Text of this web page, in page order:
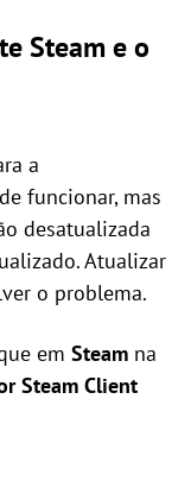
Steam e o
a
funcionar, mas
desatualizada
Atualizar
o problema.
em Steam na
Steam Client